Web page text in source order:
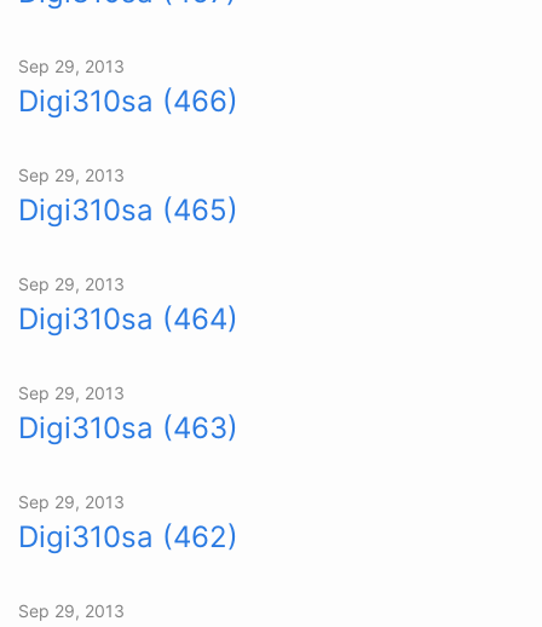
Sep 29, 2013
Digi310sa (466)
Sep 29, 2013
Digi310sa (465)
Sep 29, 2013
Digi310sa (464)
Sep 29, 2013
Digi310sa (463)
Sep 29, 2013
Digi310sa (462)
Sep 29, 2013